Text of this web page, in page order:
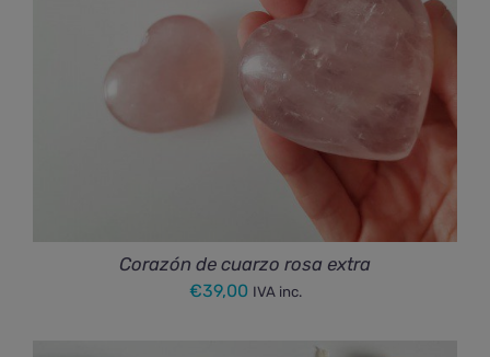
Corazón de cuarzo rosa extra
€39,00 IVA inc.